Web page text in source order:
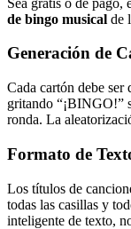
de bingo musical de
Generación de
Cada cartón debe ser
gritando “¡BINGO!”
ronda. La
Formato de
Los títulos de
todas las casillas y
inteligente de texto,